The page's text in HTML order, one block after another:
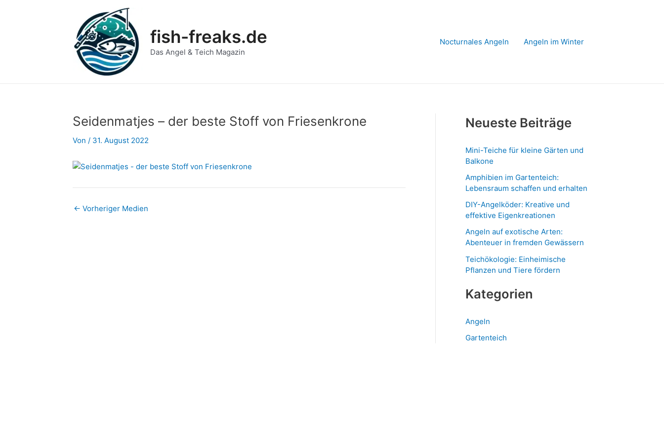
fish-freaks.de
Das Angel & Teich Magazin
Nocturnales Angeln Angeln im Winter
Seidenmatjes – der beste Stoff von Friesenkrone
Von / 31. August 2022
navigation
← Vorheriger Medien
Neueste Beiträge
Mini-Teiche für kleine Gärten und
Balkone
Amphibien im Gartenteich:
Lebensraum schaffen und erhalten
DIY-Angelköder: Kreative und
effektive Eigenkreationen
Angeln auf exotische Arten:
Abenteuer in fremden Gewässern
Teichökologie: Einheimische
Pflanzen und Tiere fördern
Kategorien
Angeln
Gartenteich